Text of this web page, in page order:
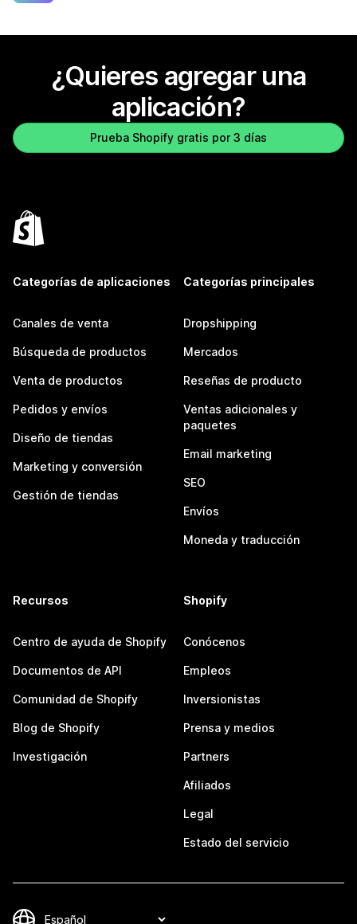
¿Quieres agregar una
aplicación?
Prueba Shopify gratis por 3 días
Categorías de aplicaciones
Canales de venta
Búsqueda de productos
Venta de productos
Pedidos y envíos
Diseño de tiendas
Marketing y conversión
Gestión de tiendas
Categorías principales
Dropshipping
Mercados
Reseñas de producto
Ventas adicionales y
paquetes
Email marketing
SEO
Envíos
Moneda y traducción
Recursos
Centro de ayuda de Shopify
Documentos de API
Comunidad de Shopify
Blog de Shopify
Investigación
Shopify
Conócenos
Empleos
Inversionistas
Prensa y medios
Partners
Afiliados
Legal
Estado del servicio